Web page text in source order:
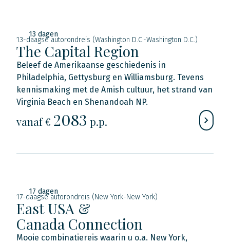
13 dagen
13-daagse autorondreis (Washington D.C.-Washington D.C.)
The Capital Region
Beleef de Amerikaanse geschiedenis in
Philadelphia, Gettysburg en Williamsburg. Tevens
kennismaking met de Amish cultuur, het strand van
Virginia Beach en Shenandoah NP.
vanaf € 2083 p.p.
17 dagen
17-daagse autorondreis (New York-New York)
East USA &
Canada Connection
Mooie combinatiereis waarin u o.a. New York,